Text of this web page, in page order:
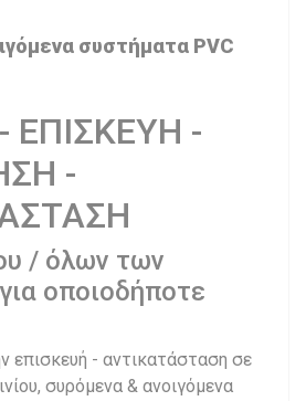
συστήματα PVC
ΕΠΙΣΚΕΥΗ -
-
/ όλων των
οποιοδήποτε
επισκευή - αντικατάσταση σε
συρόμενα & ανοιγόμενα